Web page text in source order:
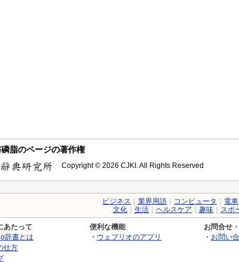
脂のページの著作権
Copyright © 2026 CJKI. All Rights Reserved
ビジネス 業界用語 コンピュータ 電車
文化
生活 ヘルスケア 趣味 スポ
あたって
辞書とは
仕方
便利な機能
・ ウェブリオのアプリ
お問合せ
・ お問い